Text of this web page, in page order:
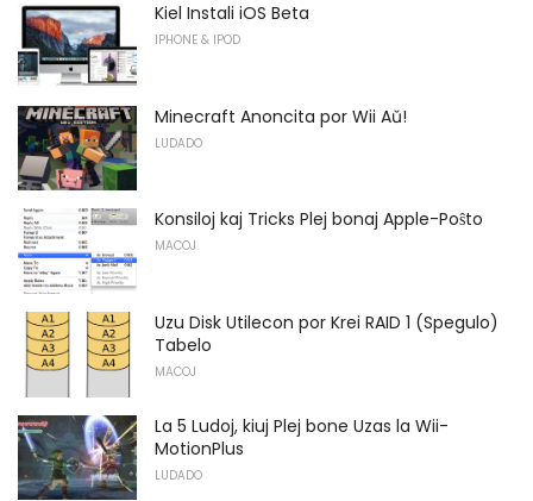
Kiel Instali iOS Beta
IPHONE & IPOD
Minecraft Anoncita por Wii Aŭ!
LUDADO
Konsiloj kaj Tricks Plej bonaj Apple-Poŝto
MACOJ
Uzu Disk Utilecon por Krei RAID 1 (Spegulo)
Tabelo
MACOJ
La 5 Ludoj, kiuj Plej bone Uzas la Wii-
MotionPlus
LUDADO